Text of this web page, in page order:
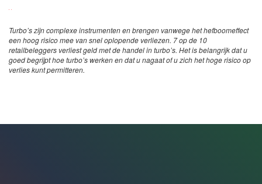
Turbo’s zijn complexe instrumenten en brengen vanwege het hefboomeffect
een hoog risico mee van snel oplopende verliezen. 7 op de 10
retailbeleggers verliest geld met de handel in turbo’s. Het is belangrijk dat u
goed begrijpt hoe turbo’s werken en dat u nagaat of u zich het hoge risico op
verlies kunt permitteren.